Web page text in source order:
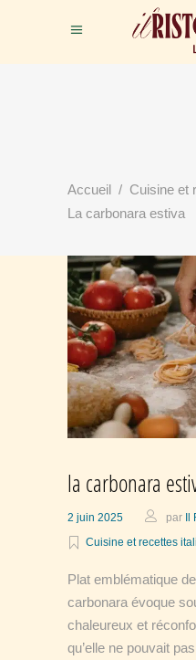
Accueil / Cuisine et
La carbonara estiva
la carbonara
2 juin 2025 par
Cuisine et recettes
Plat emblématique
carbonara évoque
chaleureux et
qu’elle ne pouvait